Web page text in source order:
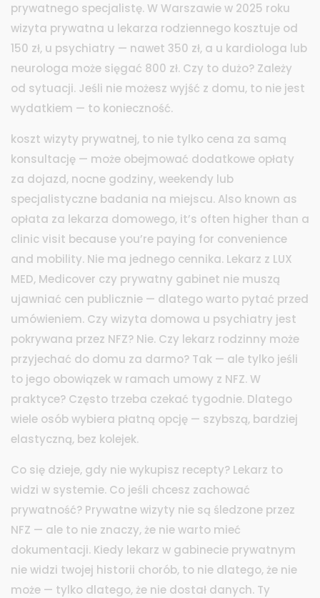
prywatnego specjalistę. W Warszawie w 2025 roku
wizyta prywatna u lekarza rodziennego kosztuje od
150 zł, u psychiatry — nawet 350 zł, a u kardiologa lub
neurologa może sięgać 800 zł. Czy to dużo? Zależy
od sytuacji. Jeśli nie możesz wyjść z domu, to nie jest
wydatkiem — to konieczność.
koszt wizyty prywatnej, to nie tylko cena za samą
konsultację — może obejmować dodatkowe opłaty
za dojazd, nocne godziny, weekendy lub
specjalistyczne badania na miejscu. Also known as
opłata za lekarza domowego, it’s often higher than a
clinic visit because you’re paying for convenience
and mobility. Nie ma jednego cennika. Lekarz z LUX
MED, Medicover czy prywatny gabinet nie muszą
ujawniać cen publicznie — dlatego warto pytać przed
umówieniem. Czy wizyta domowa u psychiatry jest
pokrywana przez NFZ? Nie. Czy lekarz rodzinny może
przyjechać do domu za darmo? Tak — ale tylko jeśli
to jego obowiązek w ramach umowy z NFZ. W
praktyce? Często trzeba czekać tygodnie. Dlatego
wiele osób wybiera płatną opcję — szybszą, bardziej
elastyczną, bez kolejek.
Co się dzieje, gdy nie wykupisz recepty? Lekarz to
widzi w systemie. Co jeśli chcesz zachować
prywatność? Prywatne wizyty nie są śledzone przez
NFZ — ale to nie znaczy, że nie warto mieć
dokumentacji. Kiedy lekarz w gabinecie prywatnym
nie widzi twojej historii chorób, to nie dlatego, że nie
może — tylko dlatego, że nie dostał danych. Ty